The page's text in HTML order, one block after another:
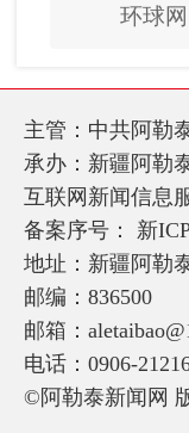
环球网
主管：中共阿勒
承办：新疆阿勒
互联网新闻信息
备案序号： 新
地址：新疆阿勒
邮编：836500
邮箱：
电话：0906-
©阿勒泰新闻网